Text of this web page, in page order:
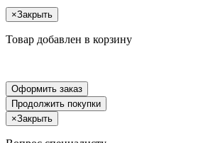
×Закрыть
Товар добавлен в корзину
Оформить заказ
Продолжить покупки
×Закрыть